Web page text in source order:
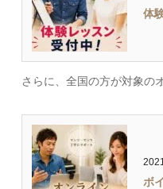
体
さらに、全国の方が対象の
ボ